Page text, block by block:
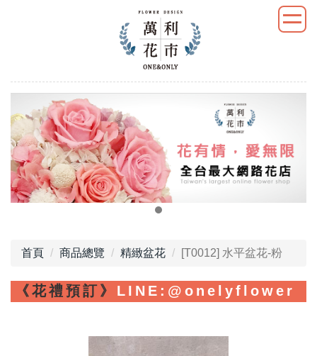
首頁 商品總覽 精緻盆花 [T0012] 水平盆花-粉
《花禮預訂》 LINE :@onelyflower